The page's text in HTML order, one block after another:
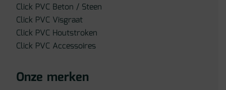
Click PVC Beton / Steen
Click PVC Visgraat
Click PVC Houtstroken
Click PVC Accessoires
Onze merken